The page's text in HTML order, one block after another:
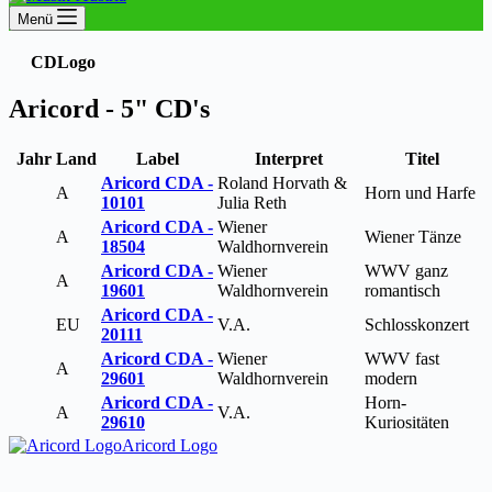
Menü
CDLogo
Aricord - 5" CD's
Jahr Land Label Interpret
Titel
A
Aricord CDA -
10101
Roland Horvath &
Julia Reth
Horn und Harfe
A
Aricord CDA -
18504
Wiener
Waldhornverein
Wiener Tänze
A
Aricord CDA -
19601
Wiener
Waldhornverein
WWV ganz
romantisch
EU
Aricord CDA -
20111
V.A. Schlosskonzert
A
Aricord CDA -
29601
Wiener
Waldhornverein
WWV fast
modern
A
Aricord CDA -
29610
V.A.
Horn-
Kuriositäten
Aricord Logo